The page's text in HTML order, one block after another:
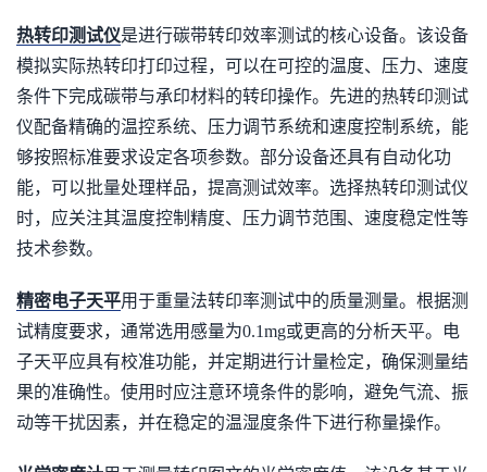
热转印测试仪是进行碳带转印效率测试的核心设备。该设备
模拟实际热转印打印过程，可以在可控的温度、压力、速度
条件下完成碳带与承印材料的转印操作。先进的热转印测试
仪配备精确的温控系统、压力调节系统和速度控制系统，能
够按照标准要求设定各项参数。部分设备还具有自动化功
能，可以批量处理样品，提高测试效率。选择热转印测试仪
时，应关注其温度控制精度、压力调节范围、速度稳定性等
技术参数。
精密电子天平用于重量法转印率测试中的质量测量。根据测
试精度要求，通常选用感量为0.1mg或更高的分析天平。电
子天平应具有校准功能，并定期进行计量检定，确保测量结
果的准确性。使用时应注意环境条件的影响，避免气流、振
动等干扰因素，并在稳定的温湿度条件下进行称量操作。